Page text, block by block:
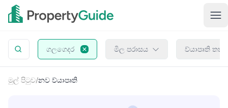
ගලගෙදර මිල පරාසය ව්යාපෘති
මුල් පිටුව/නව ව්යාපෘති